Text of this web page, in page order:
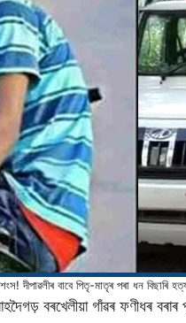
দীপাৱলীৰ বাবে পিতৃ-মাতৃৰ পৰা ধন
বৰখেলীয়া গাঁৱৰ ফণীধৰ বৰাৰ